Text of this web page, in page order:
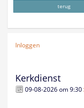
terug
Inloggen
Kerkdienst
09-08-2026 om 9:30